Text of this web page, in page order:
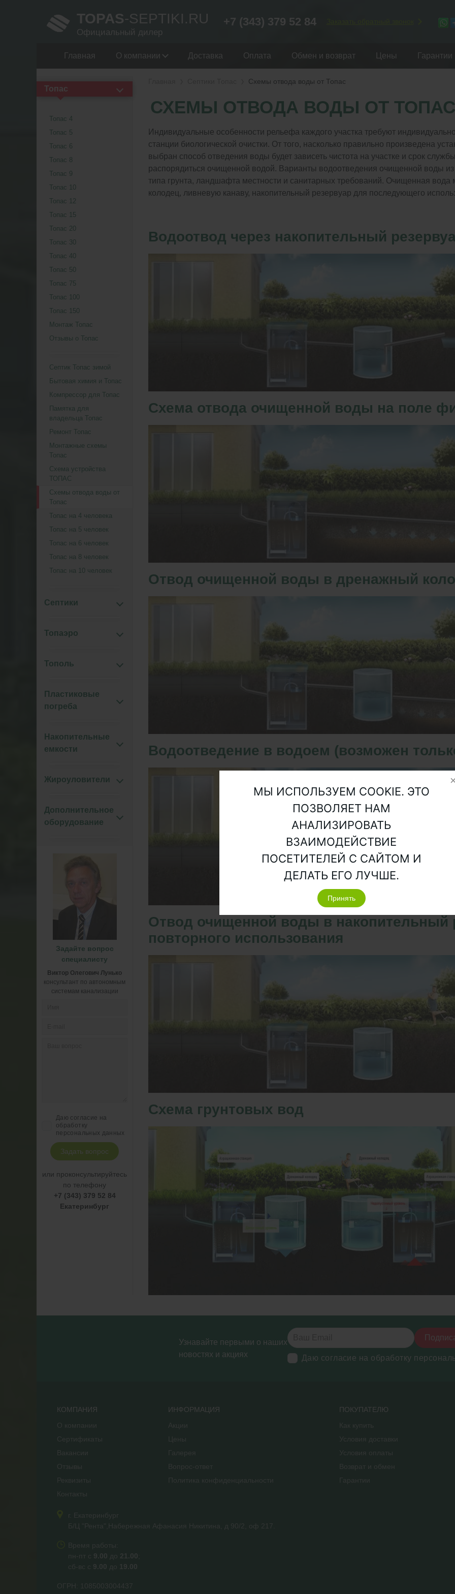
TOPAS-SEPTIKI.RU
Официальный дилер
+7 (343) 379 52 84
Главная О компании Доставка Оплата Обмен и возврат Цены Гарантии
Топас
Топас 4
Топас 5
Топас 6
Топас 8
Топас 9
Топас 10
Топас 12
Топас 15
Топас 20
Топас 30
Топас 40
Топас 50
Топас 75
Топас 100
Топас 150
Монтаж Топас
Отзывы о Топас
Септик Топас зимой
Бытовая химия и Топас
Компрессор для Топас
Памятка для
владельца Топас
Ремонт Топас
Монтажные схемы
Топас
Схема устройства
ТОПАС
Схемы отвода воды от
Топас
Топас на 4 человека
Топас на 5 человек
Топас на 6 человек
Топас на 8 человек
Топас на 10 человек
Септики
Топаэро
Тополь
Пластиковые
погреба
Накопительные
емкости
Жироуловители
Дополнительное
оборудование
Задайте вопрос
специалисту
Виктор Олегович Лунько
консультант по автономным
системам канализации
Даю согласие на
обработку
персональных данных
Задать вопрос
или проконсультируйтесь
по телефону
+7 (343) 379 52 84
Екатеринбург
Схемы отвода воды от Топас
СХЕМЫ ОТВОДА ВОДЫ ОТ ТОПАС
Индивидуальные особенности рельефа каждого участка требуют
станции биологической очистки. От того, насколько правильно произведена
выбран способ отведения воды будет зависеть чистота на участке и срок
распорядиться очищенной водой. Варианты водоотведения очищенной воды из
типа грунта, ландшафта местности и санитарных требований. Очищенная
колодец, ливневую канаву, накопительный резервуар для последующего
Водоотвод через накопительный
Схема отвода очищенной воды на поле
Отвод очищенной воды в дренажный
Водоотведение в водоем (возможен
Отвод очищенной воды в накопительный
повторного использования
Схема грунтовых вод
Узнавайте первыми о наших
новостях и акциях
Даю согласие на обработку
КОМПАНИЯ
ИНФОРМАЦИЯ
ПОКУПАТЕЛЮ
МЫ ИСПОЛЬЗУЕМ COOKIE. ЭТО
ПОЗВОЛЯЕТ НАМ
АНАЛИЗИРОВАТЬ
ВЗАИМОДЕЙСТВИЕ
ПОСЕТИТЕЛЕЙ С САЙТОМ И
ДЕЛАТЬ ЕГО ЛУЧШЕ.
Принять